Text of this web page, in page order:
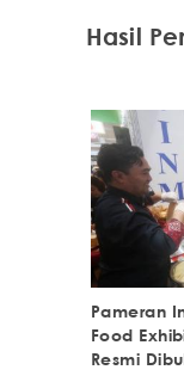
Hasil
Pameran
Food
Resmi